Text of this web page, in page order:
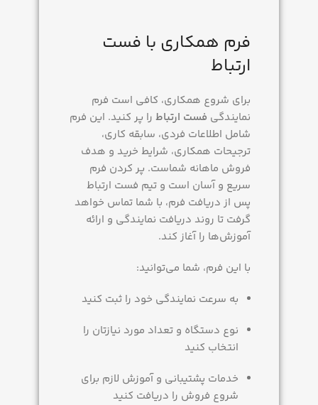
فرم همکاری با فست
ارتباط
برای شروع همکاری، کافی است فرم
نمایندگی فست ارتباط را پر کنید. این فرم
شامل اطلاعات فردی، سابقه کاری،
ترجیحات همکاری، شرایط خرید و هدف
فروش ماهانه شماست. پر کردن فرم
سریع و آسان است و تیم فست ارتباط
پس از دریافت فرم، با شما تماس خواهد
گرفت تا روند دریافت نمایندگی و ارائه
آموزش‌ها را آغاز کند.
با این فرم، شما می‌توانید:
به سرعت نمایندگی خود را ثبت کنید
نوع دستگاه و تعداد مورد نیازتان را
انتخاب کنید
خدمات پشتیبانی و آموزش لازم برای
شروع فروش را دریافت کنید